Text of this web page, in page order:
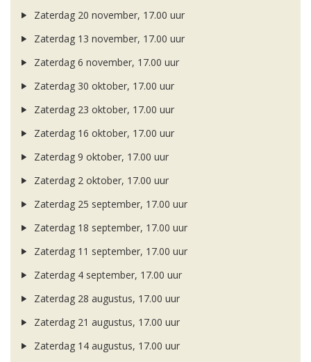
Zaterdag 20 november, 17.00 uur
Zaterdag 13 november, 17.00 uur
Zaterdag 6 november, 17.00 uur
Zaterdag 30 oktober, 17.00 uur
Zaterdag 23 oktober, 17.00 uur
Zaterdag 16 oktober, 17.00 uur
Zaterdag 9 oktober, 17.00 uur
Zaterdag 2 oktober, 17.00 uur
Zaterdag 25 september, 17.00 uur
Zaterdag 18 september, 17.00 uur
Zaterdag 11 september, 17.00 uur
Zaterdag 4 september, 17.00 uur
Zaterdag 28 augustus, 17.00 uur
Zaterdag 21 augustus, 17.00 uur
Zaterdag 14 augustus, 17.00 uur